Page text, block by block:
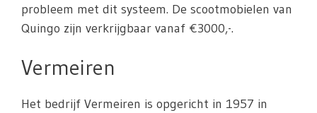
probleem met dit systeem. De scootmobielen van
Quingo zijn verkrijgbaar vanaf €3000,-.
Vermeiren
Het bedrijf Vermeiren is opgericht in 1957 in